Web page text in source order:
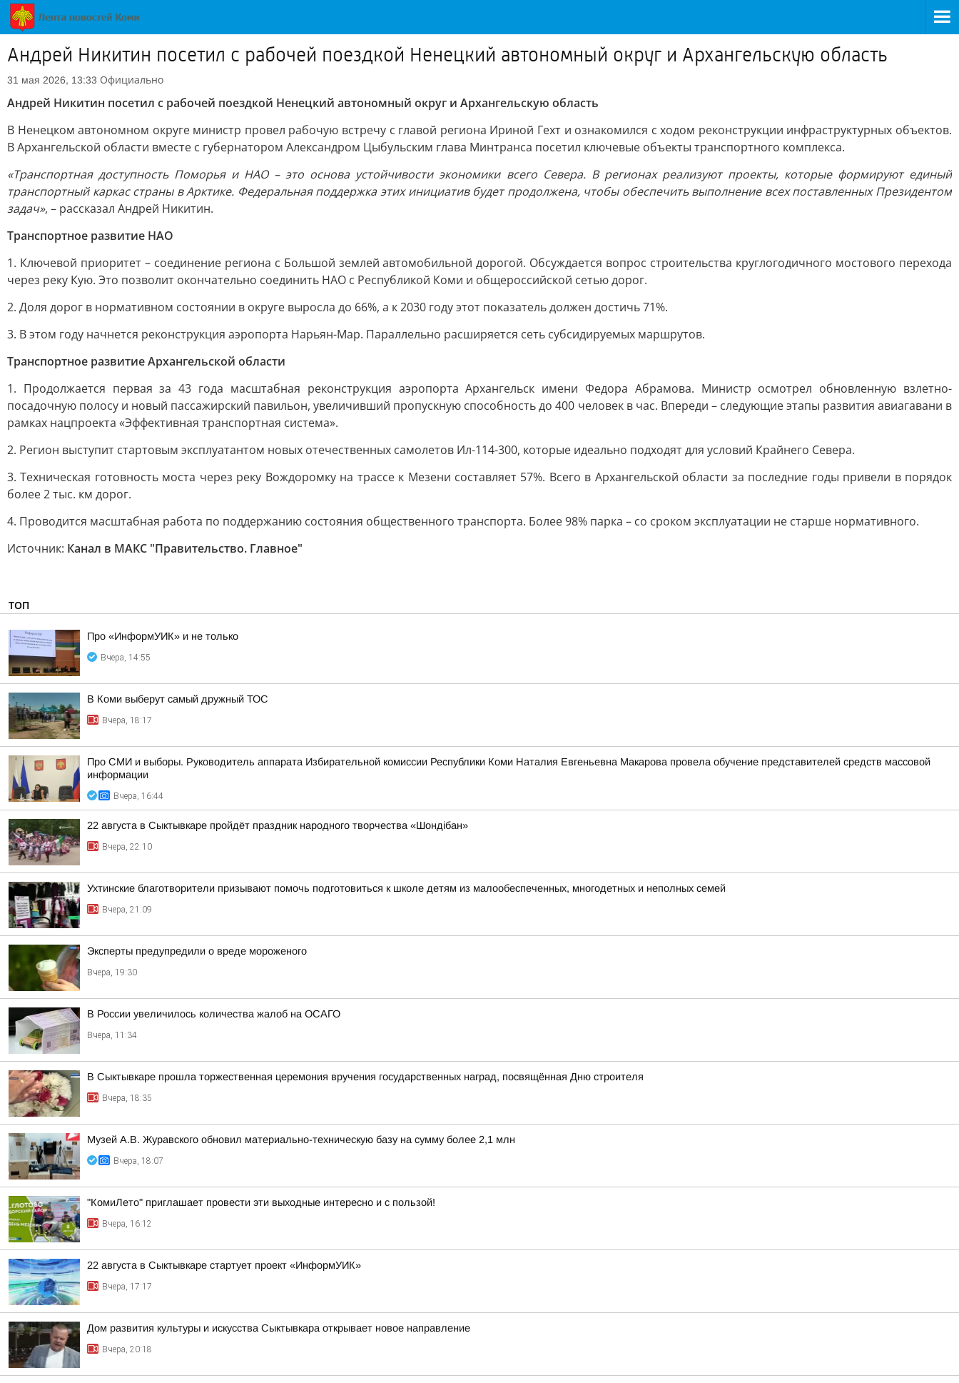
Андрей Никитин посетил с рабочей поездкой Ненецкий автономный округ и Архангельскую область
31 мая 2026, 13:33 Официально
Андрей Никитин посетил с рабочей поездкой Ненецкий автономный округ и Архангельскую область
В Ненецком автономном округе министр провел рабочую встречу с главой региона Ириной Гехт и ознакомился с ходом реконструкции инфраструктурных объектов.
В Архангельской области вместе с губернатором Александром Цыбульским глава Минтранса посетил ключевые объекты транспортного комплекса.
«Транспортная доступность Поморья и НАО – это основа устойчивости экономики всего Севера. В регионах реализуют проекты, которые формируют единый
транспортный каркас страны в Арктике. Федеральная поддержка этих инициатив будет продолжена, чтобы обеспечить выполнение всех поставленных Президентом
задач», – рассказал Андрей Никитин.
Транспортное развитие НАО
1. Ключевой приоритет – соединение региона с Большой землей автомобильной дорогой. Обсуждается вопрос строительства круглогодичного мостового перехода
через реку Кую. Это позволит окончательно соединить НАО с Республикой Коми и общероссийской сетью дорог.
2. Доля дорог в нормативном состоянии в округе выросла до 66%, а к 2030 году этот показатель должен достичь 71%.
3. В этом году начнется реконструкция аэропорта Нарьян-Мар. Параллельно расширяется сеть субсидируемых маршрутов.
Транспортное развитие Архангельской области
1. Продолжается первая за 43 года масштабная реконструкция аэропорта Архангельск имени Федора Абрамова. Министр осмотрел обновленную взлетно-
посадочную полосу и новый пассажирский павильон, увеличивший пропускную способность до 400 человек в час. Впереди – следующие этапы развития авиагавани в
рамках нацпроекта «Эффективная транспортная система».
2. Регион выступит стартовым эксплуатантом новых отечественных самолетов Ил-114-300, которые идеально подходят для условий Крайнего Севера.
3. Техническая готовность моста через реку Вождоромку на трассе к Мезени составляет 57%. Всего в Архангельской области за последние годы привели в порядок
более 2 тыс. км дорог.
4. Проводится масштабная работа по поддержанию состояния общественного транспорта. Более 98% парка – со сроком эксплуатации не старше нормативного.
Источник: Канал в МАКС "Правительство. Главное"
ТОП
Про «ИнформУИК» и не только
Вчера, 14:55
В Коми выберут самый дружный ТОС
Вчера, 18:17
Про СМИ и выборы. Руководитель аппарата Избирательной комиссии Республики Коми Наталия Евгеньевна Макарова провела обучение представителей средств массовой
информации
Вчера, 16:44
22 августа в Сыктывкаре пройдёт праздник народного творчества «Шондібан»
Вчера, 22:10
Ухтинские благотворители призывают помочь подготовиться к школе детям из малообеспеченных, многодетных и неполных семей
Вчера, 21:09
Эксперты предупредили о вреде мороженого
Вчера, 19:30
В России увеличилось количества жалоб на ОСАГО
Вчера, 11:34
В Сыктывкаре прошла торжественная церемония вручения государственных наград, посвящённая Дню строителя
Вчера, 18:35
Музей А.В. Журавского обновил материально-техническую базу на сумму более 2,1 млн
Вчера, 18:07
"КомиЛето" приглашает провести эти выходные интересно и с пользой!
Вчера, 16:12
22 августа в Сыктывкаре стартует проект «ИнформУИК»
Вчера, 17:17
Дом развития культуры и искусства Сыктывкара открывает новое направление
Вчера, 20:18